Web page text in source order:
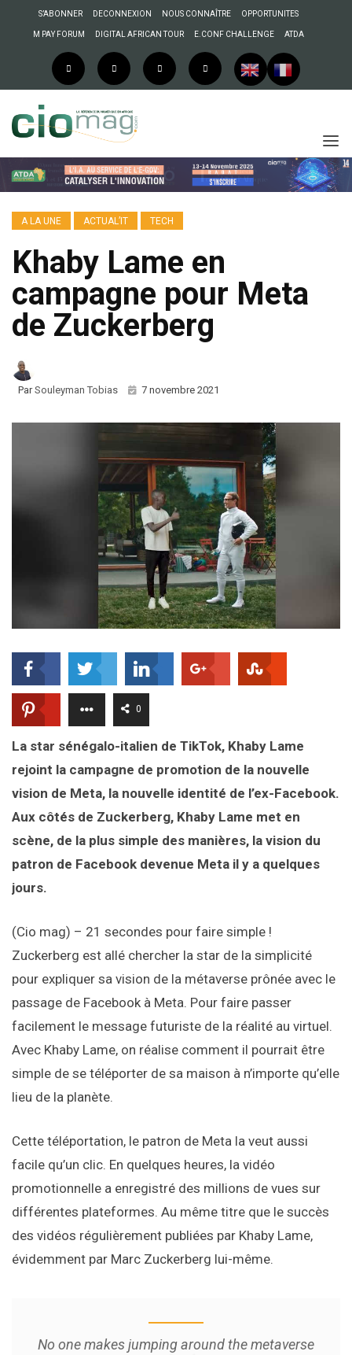
S’ABONNER DECONNEXION NOUS CONNAÎTRE OPPORTUNITES
M PAY FORUM DIGITAL AFRICAN TOUR E.CONF CHALLENGE ATDA
A LA UNE ACTUAL’IT TECH
Khaby Lame en
campagne pour Meta
de Zuckerberg
ParSouleyman Tobias 7 novembre 2021
0
La star sénégalo-italien de TikTok, Khaby Lame
rejoint la campagne de promotion de la nouvelle
vision de Meta, la nouvelle identité de l’ex-Facebook.
Aux côtés de Zuckerberg, Khaby Lame met en
scène, de la plus simple des manières, la vision du
patron de Facebook devenue Meta il y a quelques
jours.
(Cio mag) – 21 secondes pour faire simple !
Zuckerberg est allé chercher la star de la simplicité
pour expliquer sa vision de la métaverse prônée avec le
passage de Facebook à Meta. Pour faire passer
facilement le message futuriste de la réalité au virtuel.
Avec Khaby Lame, on réalise comment il pourrait être
simple de se téléporter de sa maison à n’importe qu’elle
lieu de la planète.
Cette téléportation, le patron de Meta la veut aussi
facile qu’un clic. En quelques heures, la vidéo
promotionnelle a enregistré des millions de vues sur
différentes plateformes. Au même titre que le succès
des vidéos régulièrement publiées par Khaby Lame,
évidemment par Marc Zuckerberg lui-même.
No one makes jumping around the metaverse